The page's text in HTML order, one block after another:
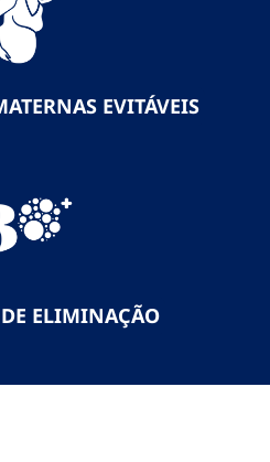
EVITÁVEIS
ELIMINAÇÃO